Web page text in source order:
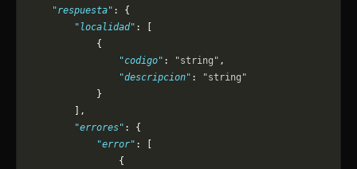
    "respuesta"
: {
        "localidad"
: [
            {
                "codigo"
: "string" ,
                "descripcion"
:
"string"
            }
        ],
        "errores"
: {
            "error"
: [
                {